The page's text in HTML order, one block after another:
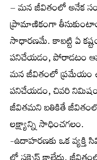
– మన జీవితంలో అనేక
ప్రామాణికంగా
సాధారణమే. కాబట్టి ఏ
పనిచేయడం, పోరాడటం
మన జీవితంలో ప్రమేయం
పనిచేయడం, చివరి
జీవితమని బతికితే జీవితంలో
లక్ష్యాన్ని సాధించగలం.
-ఉదాహరణకు ఒక వ్యక్తి